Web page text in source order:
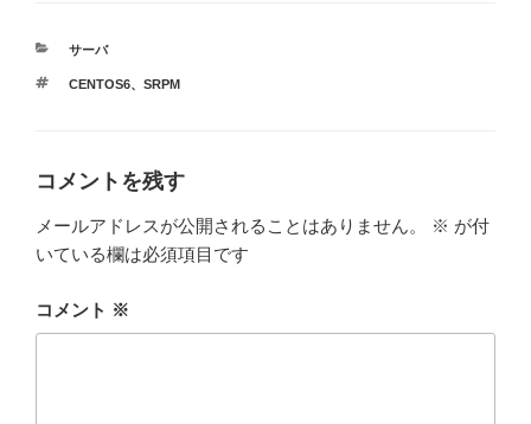
カ
ゴ
サーバ
タ
CENTOS6、 SRPM
コメントを残す
メールアドレスが公開されることはありません。 ※ が付
いている欄は必須項目です
コメント ※